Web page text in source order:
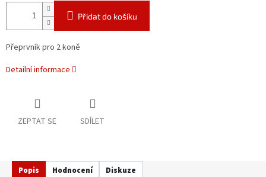
Přidat do košíku
Přeprvník pro 2 koně
Detailní informace
ZEPTAT SE SDÍLET
Popis Hodnocení Diskuze